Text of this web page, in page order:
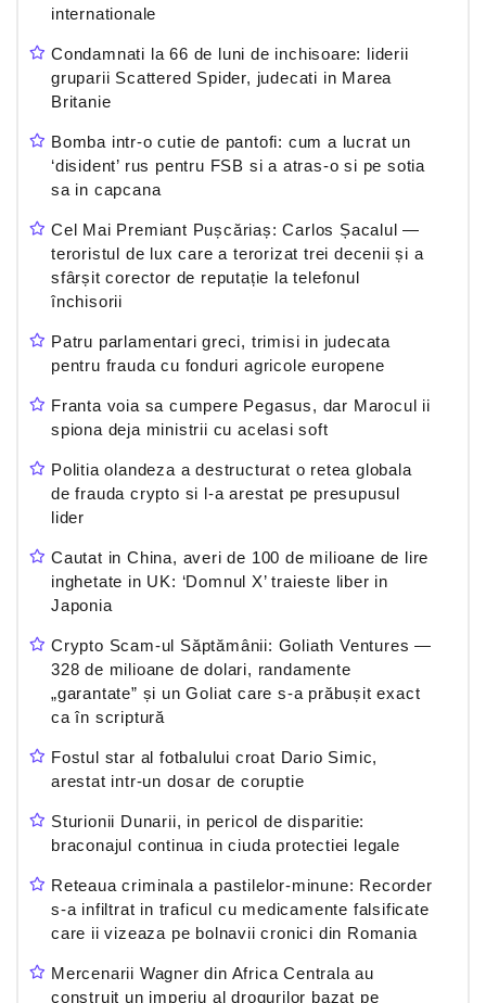
internationale
Condamnati la 66 de luni de inchisoare: liderii
gruparii Scattered Spider, judecati in Marea
Britanie
Bomba intr-o cutie de pantofi: cum a lucrat un
‘disident’ rus pentru FSB si a atras-o si pe sotia
sa in capcana
Cel Mai Premiant Pușcăriaș: Carlos Șacalul —
teroristul de lux care a terorizat trei decenii și a
sfârșit corector de reputație la telefonul
închisorii
Patru parlamentari greci, trimisi in judecata
pentru frauda cu fonduri agricole europene
Franta voia sa cumpere Pegasus, dar Marocul ii
spiona deja ministrii cu acelasi soft
Politia olandeza a destructurat o retea globala
de frauda crypto si l-a arestat pe presupusul
lider
Cautat in China, averi de 100 de milioane de lire
inghetate in UK: ‘Domnul X’ traieste liber in
Japonia
Crypto Scam-ul Săptămânii: Goliath Ventures —
328 de milioane de dolari, randamente
„garantate” și un Goliat care s-a prăbușit exact
ca în scriptură
Fostul star al fotbalului croat Dario Simic,
arestat intr-un dosar de coruptie
Sturionii Dunarii, in pericol de disparitie:
braconajul continua in ciuda protectiei legale
Reteaua criminala a pastilelor-minune: Recorder
s-a infiltrat in traficul cu medicamente falsificate
care ii vizeaza pe bolnavii cronici din Romania
Mercenarii Wagner din Africa Centrala au
construit un imperiu al drogurilor bazat pe